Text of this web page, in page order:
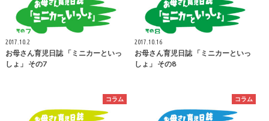
2017.10.2
お母さん育児日誌 「ミニカーといっ
しょ」 その7
2017.10.16
お母さん育児日誌 「ミニカーといっ
しょ」 その8
コラム コラム